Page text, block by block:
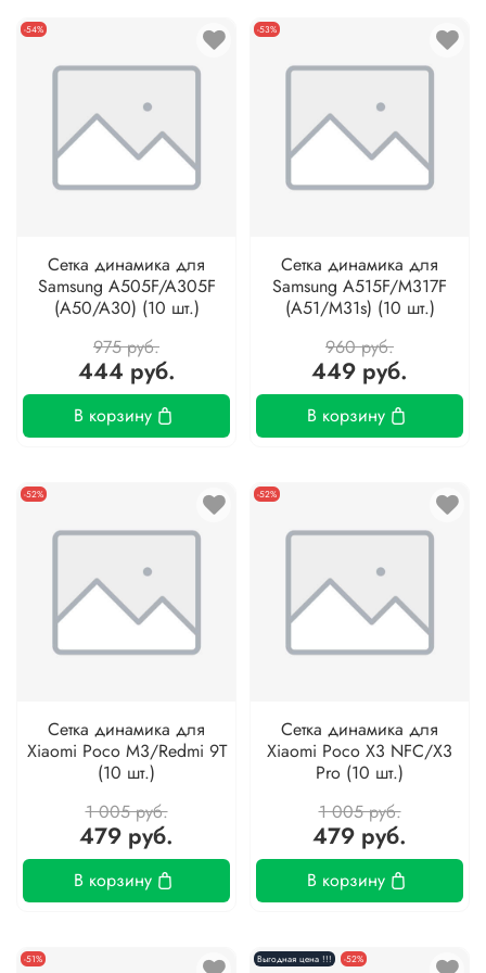
-54%
Сетка динамика для
Samsung A505F/A305F
(A50/A30) (10 шт.)
975 руб.
444 руб.
В корзину
-53%
Сетка динамика для
Samsung A515F/M317F
(A51/M31s) (10 шт.)
960 руб.
449 руб.
В корзину
-52%
Сетка динамика для
Xiaomi Poco M3/Redmi 9T
(10 шт.)
1 005 руб.
479 руб.
В корзину
-52%
Сетка динамика для
Xiaomi Poco X3 NFC/X3
Pro (10 шт.)
1 005 руб.
479 руб.
В корзину
-51% Выгодная цена !!! -52%